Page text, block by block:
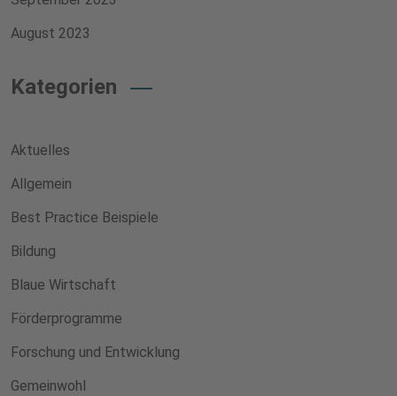
August 2023
Kategorien
Aktuelles
Allgemein
Best Practice Beispiele
Bildung
Blaue Wirtschaft
Förderprogramme
Forschung und Entwicklung
Gemeinwohl